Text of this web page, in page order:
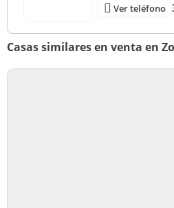
Ver teléfono
Casas similares en venta en